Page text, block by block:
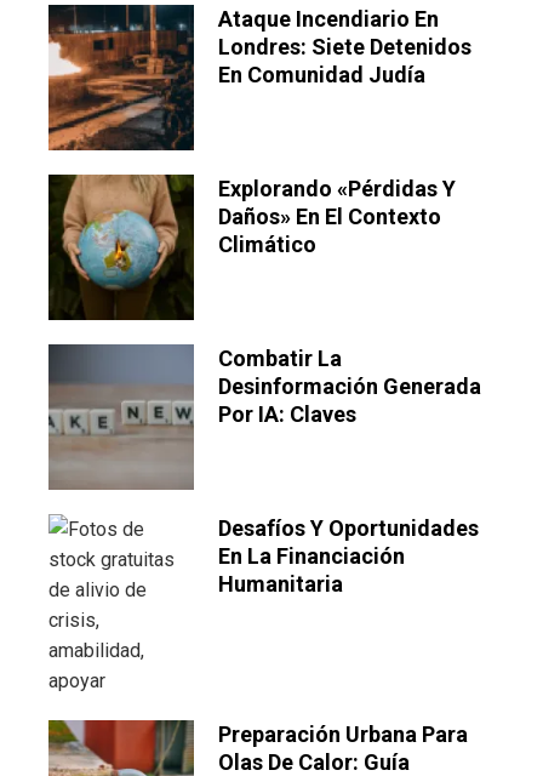
Ataque Incendiario En
Londres: Siete Detenidos
En Comunidad Judía
Explorando «pérdidas Y
Daños» En El Contexto
Climático
Combatir La
Desinformación Generada
Por IA: Claves
Desafíos Y Oportunidades
En La Financiación
Humanitaria
Preparación Urbana Para
Olas De Calor: Guía